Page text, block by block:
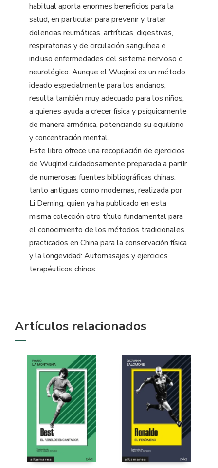
habitual aporta enormes beneficios para la
salud, en particular para prevenir y tratar
dolencias reumáticas, artríticas, digestivas,
respiratorias y de circulación sanguínea e
incluso enfermedades del sistema nervioso o
neurológico. Aunque el Wuqinxi es un método
ideado especialmente para los ancianos,
resulta también muy adecuado para los niños,
a quienes ayuda a crecer física y psíquicamente
de manera armónica, potenciando su equilibrio
y concentración mental.
Este libro ofrece una recopilación de ejercicios
de Wuqinxi cuidadosamente preparada a partir
de numerosas fuentes bibliográficas chinas,
tanto antiguas como modernas, realizada por
Li Deming, quien ya ha publicado en esta
misma colección otro título fundamental para
el conocimiento de los métodos tradicionales
practicados en China para la conservación física
y la longevidad: Automasajes y ejercicios
terapéuticos chinos.
Artículos relacionados